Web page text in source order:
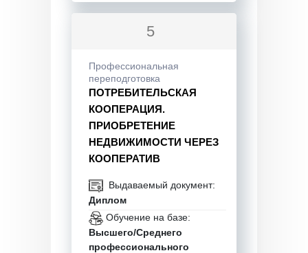
5
Профессиональная
переподготовка
ПОТРЕБИТЕЛЬСКАЯ
КООПЕРАЦИЯ.
ПРИОБРЕТЕНИЕ
НЕДВИЖИМОСТИ ЧЕРЕЗ
КООПЕРАТИВ
Выдаваемый документ:
Диплом
Обучение на базе:
Высшего/Среднего
профессионального